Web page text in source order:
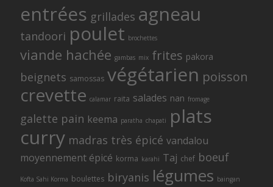
entrées grillades agneau
tandoori poulet brochettes
viande hachée gambas mix frites pakora
beignets samossas végétarien poisson
crevette calamar raita salades nan fromage
galette pain keema paratha chapati
plats
curry madras très épicé vandalou
moyennement épicé korma karahi Taj chef boeuf
Kofta Sahi Korma boulettes biryanis légumes baingan